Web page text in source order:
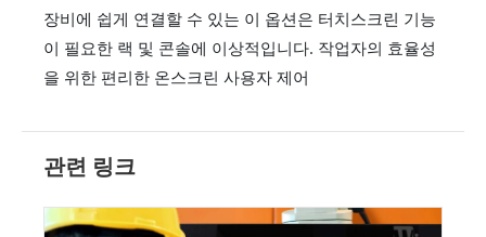
장비에 쉽게 연결할 수 있는 이 옵션은 터치스크린 기능
이 필요한 랙 및 콘솔에 이상적입니다. 작업자의 효율성
을 위한 편리한 온스크린 사용자 제어
관련 링크